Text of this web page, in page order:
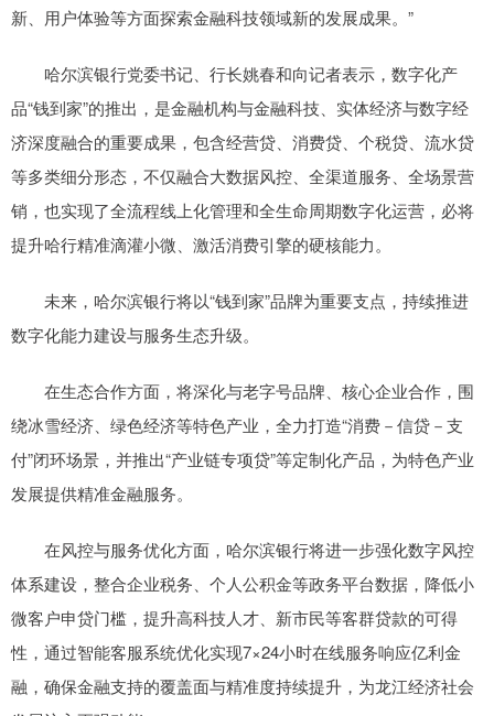
新、用户体验等方面探索金融科技领域新的发展成果。”
哈尔滨银行党委书记、行长姚春和向记者表示，数字化产
品“钱到家”的推出，是金融机构与金融科技、实体经济与数字经
济深度融合的重要成果，包含经营贷、消费贷、个税贷、流水贷
等多类细分形态，不仅融合大数据风控、全渠道服务、全场景营
销，也实现了全流程线上化管理和全生命周期数字化运营，必将
提升哈行精准滴灌小微、激活消费引擎的硬核能力。
未来，哈尔滨银行将以“钱到家”品牌为重要支点，持续推进
数字化能力建设与服务生态升级。
在生态合作方面，将深化与老字号品牌、核心企业合作，围
绕冰雪经济、绿色经济等特色产业，全力打造“消费－信贷－支
付”闭环场景，并推出“产业链专项贷”等定制化产品，为特色产业
发展提供精准金融服务。
在风控与服务优化方面，哈尔滨银行将进一步强化数字风控
体系建设，整合企业税务、个人公积金等政务平台数据，降低小
微客户申贷门槛，提升高科技人才、新市民等客群贷款的可得
性，通过智能客服系统优化实现7×24小时在线服务响应亿利金
融，确保金融支持的覆盖面与精准度持续提升，为龙江经济社会